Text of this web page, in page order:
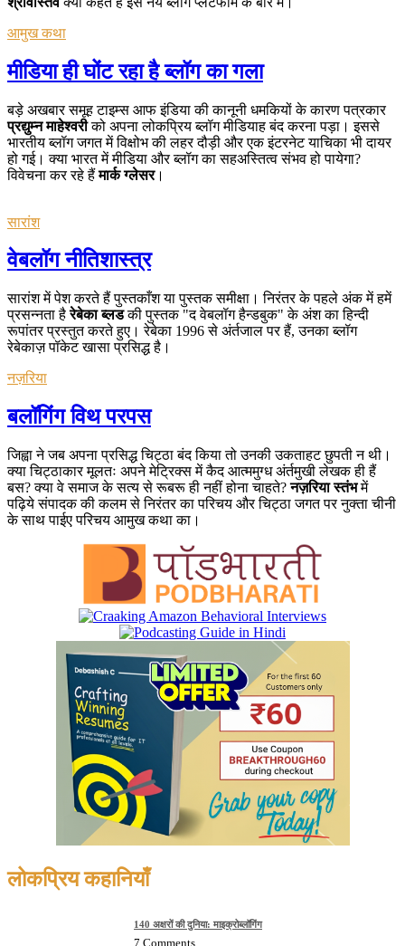
आमुख कथा
मीडिया ही घोंट रहा है ब्लॉग का गला
बड़े अखबार समूह टाइम्स आफ इंडिया की कानूनी धमकियों के कारण पत्रकार
प्रद्युम्न माहेश्वरीको अपना लोकप्रिय ब्लॉग मीडियाह बंद करना पड़ा। इससे
भारतीय ब्लॉग जगत में विक्षोभ की लहर दौड़ी और एक इंटरनेट याचिका भी दायर
हो गई। क्या भारत में मीडिया और ब्लॉग का सहअस्तित्व संभव हो पायेगा?
विवेचना कर रहे हैंमार्क ग्लेसर।
सारांश
वेबलॉग नीतिशास्त्र
सारांश में पेश करते हैं पुस्तकाँश या पुस्तक समीक्षा। निरंतर के पहले अंक में हमें
प्रसन्नता हैरेबेका ब्लडकी पुस्तक "द वेबलॉग हैन्डबुक" के अंश का हिन्दी
रूपांतर प्रस्तुत करते हुए। रेबेका 1996 से अंर्तजाल पर हैं, उनका ब्लॉग
रेबेकाज़ पॉकेट खासा प्रसिद्ध है।
नज़रिया
बलॉगिंग विथ परपस
जिह्वा ने जब अपना प्रसिद्ध चिट्ठा बंद किया तो उनकी उकताहट छुपती न थी।
क्या चिट्ठाकार मूलतः अपने मेट्रिक्स में कैद आत्ममुग्ध अंर्तमुखी लेखक ही हैं
बस? क्या वे समाज के सत्य से रूबरू ही नहीं होना चाहते?नज़रिया स्तंभमें
पढ़िये संपादक की कलम से निरंतर का परिचय और चिट्ठा जगत पर नुक्ता चीनी
के साथ पाईए परिचय आमुख कथा का।
लोकप्रिय कहानियाँ
140 अक्षरों की दुनिया: माइक्रोब्लॉगिंग
7 Comments